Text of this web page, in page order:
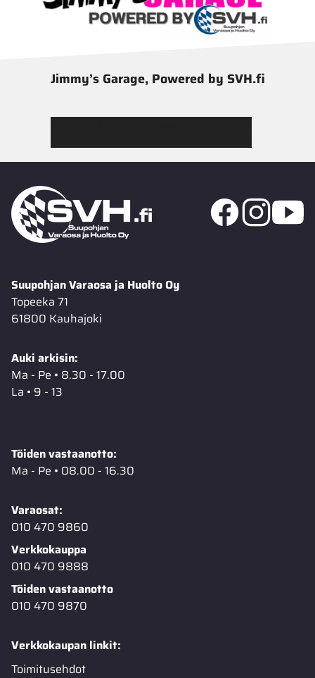
Jimmy’s Garage, Powered by SVH.fi
Suupohjan Varaosa ja Huolto Oy
Topeeka 71
61800 Kauhajoki
Auki arkisin:
Ma - Pe • 8.30 - 17.00
La • 9 - 13
Töiden vastaanotto:
Ma - Pe • 08.00 - 16.30
Varaosat:
010 470 9860
Verkkokauppa
010 470 9888
Töiden vastaanotto
010 470 9870
Verkkokaupan linkit:
Toimitusehdot